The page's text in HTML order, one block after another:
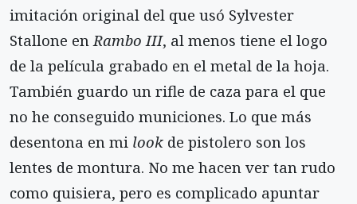
imitación original del que usó Sylvester
Stallone en Rambo III, al menos tiene el logo
de la película grabado en el metal de la hoja.
También guardo un rifle de caza para el que
no he conseguido municiones. Lo que más
desentona en mi look de pistolero son los
lentes de montura. No me hacen ver tan rudo
como quisiera, pero es complicado apuntar